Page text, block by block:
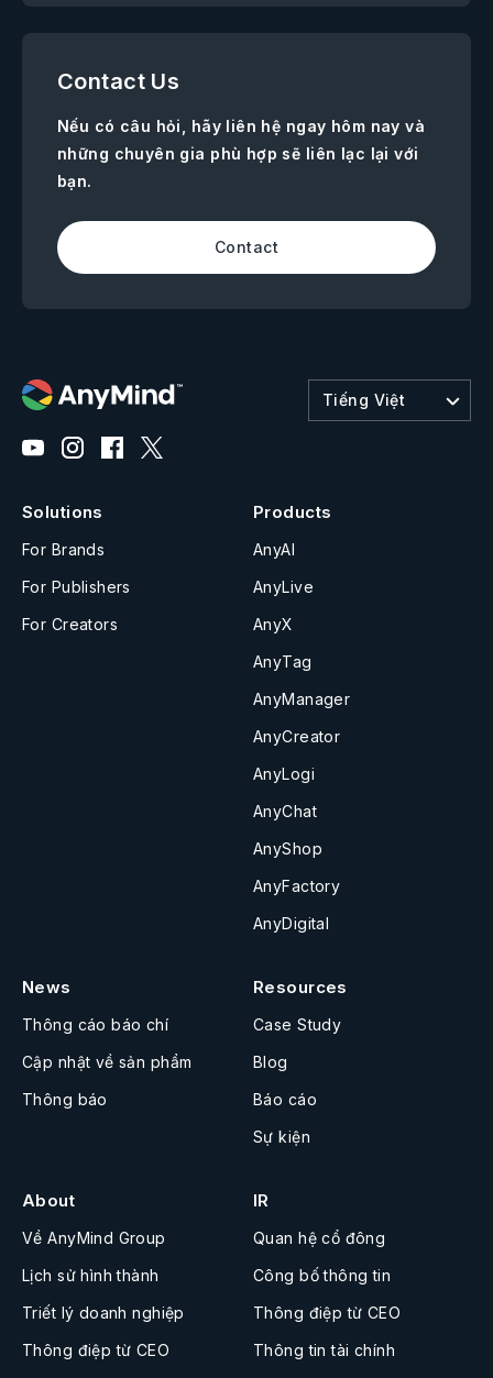
Contact Us
Nếu có câu hỏi, hãy liên hệ ngay hôm nay và
những chuyên gia phù hợp sẽ liên lạc lại với
bạn.
Contact
Tiếng Việt
Solutions
For Brands
For Publishers
For Creators
Products
AnyAI
AnyLive
AnyX
AnyTag
AnyManager
AnyCreator
AnyLogi
AnyChat
AnyShop
AnyFactory
AnyDigital
News
Thông cáo báo chí
Cập nhật về sản phẩm
Thông báo
Resources
Case Study
Blog
Báo cáo
Sự kiện
About
Về AnyMind Group
Lịch sử hình thành
Triết lý doanh nghiệp
Thông điệp từ CEO
IR
Quan hệ cổ đông
Công bố thông tin
Thông điệp từ CEO
Thông tin tài chính